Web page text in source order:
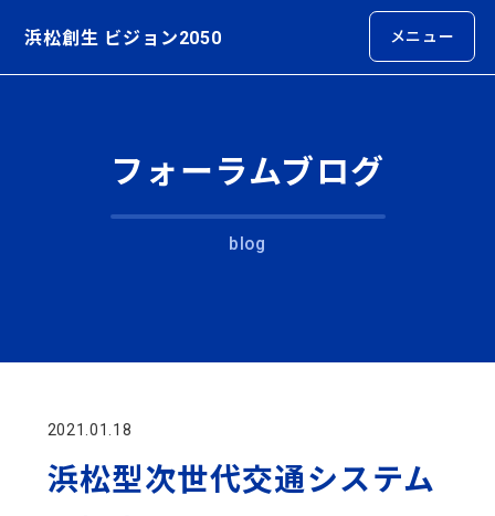
浜松創生 ビジョン2050 メニュー
フォーラムブログ
blog
2021.01.18
浜松型次世代交通システム